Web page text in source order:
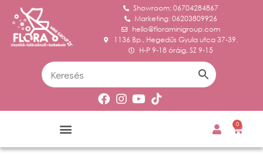
Showroom: 06704284867
Marketing: 06203809926
hello@floraminigroup.com
1136 Bp., Hegedűs Gyula utca 37-39.
H-P 9-18 óráig, SZ 9-15
0